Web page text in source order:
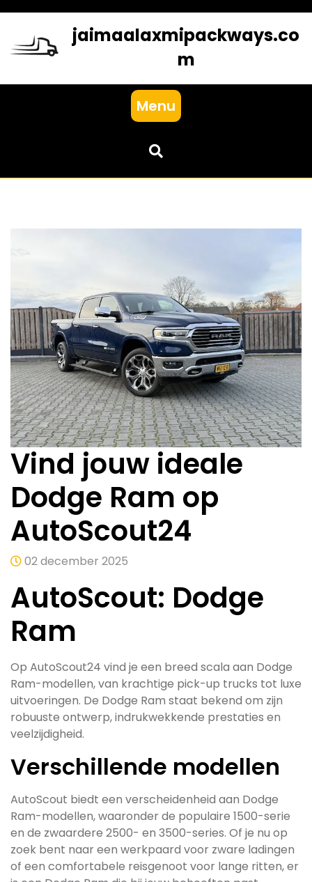
content
jaimaalaxmipackways.co
m
Menu
Vind jouw ideale
Dodge Ram op
AutoScout24
02 december 2025
AutoScout: Dodge
Ram
Op AutoScout24 vind je een breed scala aan Dodge
Ram-modellen, van krachtige pick-up trucks tot luxe
uitvoeringen. De Dodge Ram staat bekend om zijn
robuuste ontwerp, indrukwekkende prestaties en
veelzijdigheid.
Verschillende modellen
AutoScout biedt een verscheidenheid aan Dodge
Ram-modellen, waaronder de populaire 1500-serie
en de zwaardere 2500- en 3500-series. Of je nu op
zoek bent naar een werkpaard voor zware ladingen
of een comfortabele reisgenoot voor lange ritten, er